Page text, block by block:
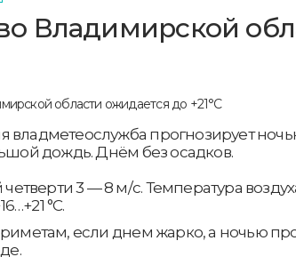
Владимирской
владметеослужба прогнозирует
дождь. Днём без осадков.
3 — 8 м/с. Температура
°С.
если днем жарко, а ночью